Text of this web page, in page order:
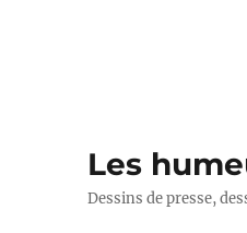
Les
Dessins de presse,